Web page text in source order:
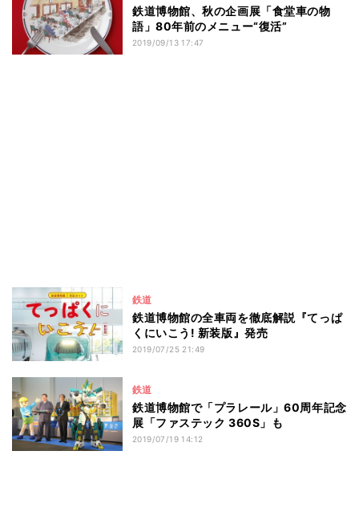
鉄道博物館、秋の企画展「食堂車の物
語」80年前のメニュー“復活”
2019/09/13 17:47
鉄道
鉄道博物館の全車両を徹底解説『てっぱ
くにいこう! 新装版』発売
2019/07/25 21:49
鉄道
鉄道博物館で「プラレール」60周年記念
展「ファステック 360S」も
2019/07/19 14:12